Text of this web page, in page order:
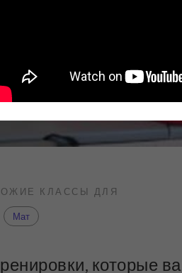
КЛАССЫ ДЛЯ
Мат
которые